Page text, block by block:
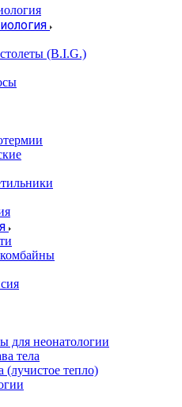
(B.I.G.)
для неонатологии
тела
(лучистое тепло)